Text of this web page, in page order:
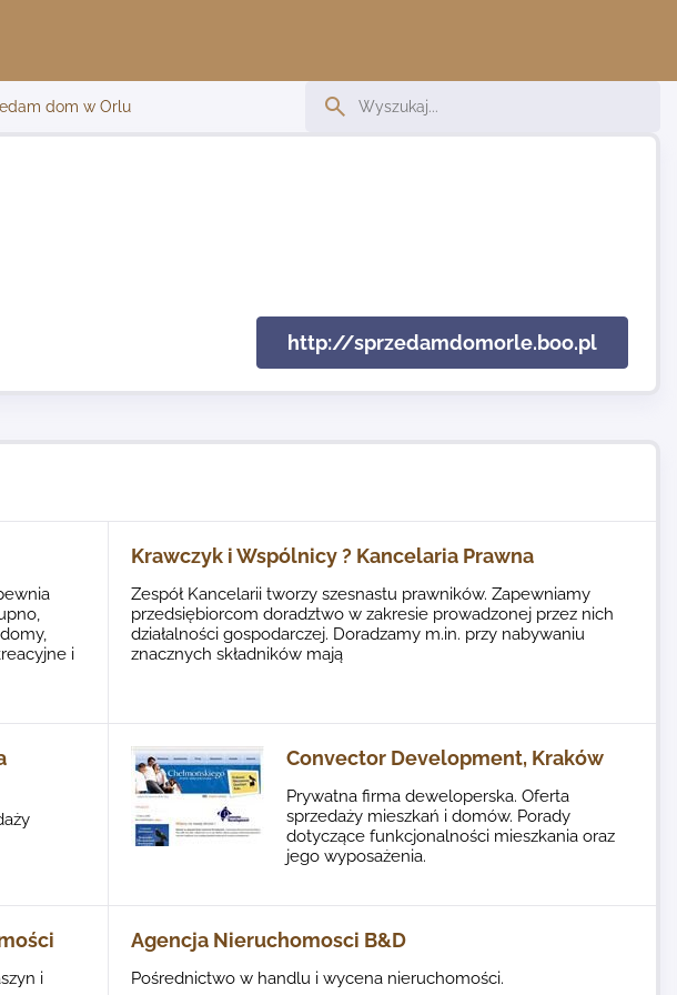
dom w Orlu
http://sprzedamdomorle.boo.pl
i
Krawczyk i Wspólnicy ? Kancelaria Prawna
Zespół Kancelarii tworzy szesnastu prawników. Zapewniamy
przedsiębiorcom doradztwo w zakresie prowadzonej przez nich
działalności gospodarczej. Doradzamy m.in. przy nabywaniu
znacznych składników mają
Convector Development, Kraków
Prywatna firma deweloperska. Oferta
sprzedaży mieszkań i domów. Porady
dotyczące funkcjonalności mieszkania oraz
jego wyposażenia.
i
Agencja Nieruchomosci B&D
Pośrednictwo w handlu i wycena nieruchomości.